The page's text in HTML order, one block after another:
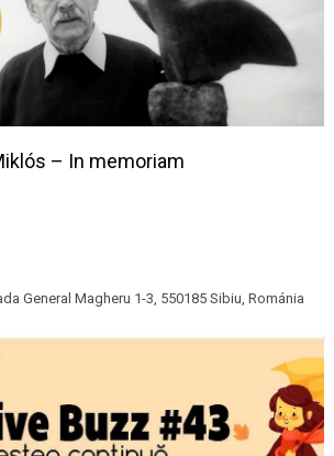
– In memoriam
General Magheru 1-3, 550185 Sibiu, Románia